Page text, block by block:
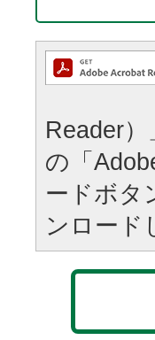
Reader
の「
ードボタ
ンロード